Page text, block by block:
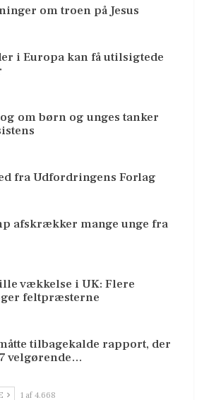
om troen på Jesus
i Europa kan få utilsigtede
om børn og unges tanker
fra Udfordringens Forlag
afskrækker mange unge fra
vækkelse i UK: Flere
feltpræsterne
tilbagekalde rapport, der
velgørende…
1 af 4.668